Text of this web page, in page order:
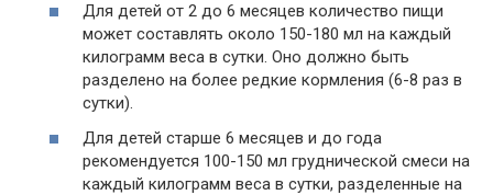
Для детей от 2 до 6 месяцев количество пищи
может составлять около 150-180 мл на каждый
килограмм веса в сутки. Оно должно быть
разделено на более редкие кормления (6-8 раз в
сутки).
Для детей старше 6 месяцев и до года
рекомендуется 100-150 мл груднической смеси на
каждый килограмм веса в сутки, разделенные на